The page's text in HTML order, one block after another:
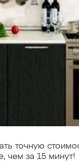
точную
чем за 15 минут!